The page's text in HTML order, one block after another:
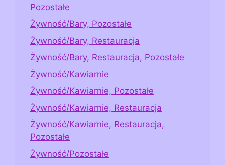
Pozostałe
Żywność/Bary, Pozostałe
Żywność/Bary, Restauracja
Żywność/Bary, Restauracja, Pozostałe
Żywność/Kawiarnie
Żywność/Kawiarnie, Pozostałe
Żywność/Kawiarnie, Restauracja
Żywność/Kawiarnie, Restauracja,
Pozostałe
Żywność/Pozostałe